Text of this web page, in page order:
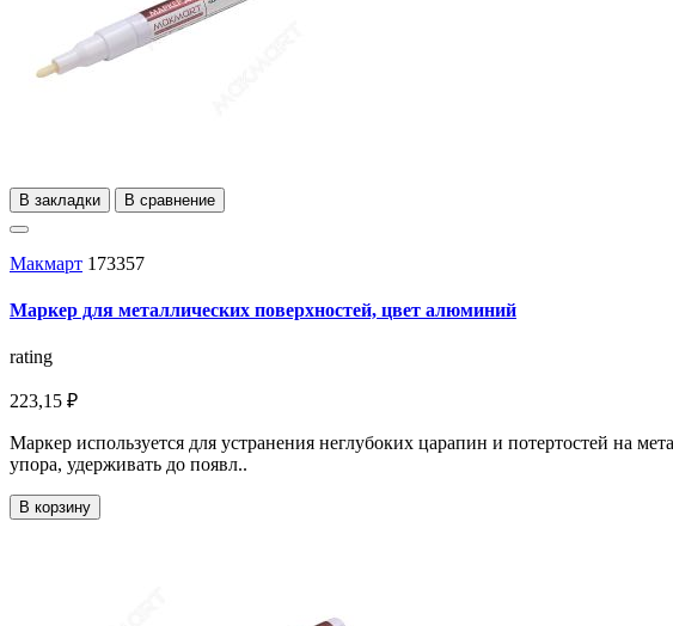
В закладки В сравнение
Макмарт 173357
Маркер для металлических поверхностей, цвет алюминий
rating
223,15 ₽
Маркер используется для устранения неглубоких царапин и потертостей на
упора, удерживать до появл..
В корзину